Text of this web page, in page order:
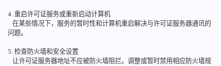
4. 重启许可证服务或重新启动计算机
在某些情况下，服务的暂时性和计算机重启解决与许可证服务器通讯的
问题。
5. 检查防火墙和安全设置
让许可证服务器地址不应被防火墙阻拦。调整或暂时禁用相应防火墙规